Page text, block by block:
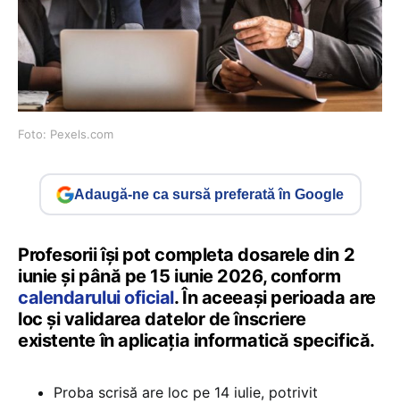
Foto: Pexels.com
Adaugă-ne ca sursă preferată în Google
Profesorii își pot completa dosarele din 2
iunie și până pe 15 iunie 2026, conform
calendarului oficial. În aceeași perioada are
loc și validarea datelor de înscriere
existente în aplicația informatică specifică.
Proba scrisă are loc pe 14 iulie, potrivit